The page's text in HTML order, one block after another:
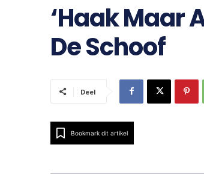
‘Haak Maar
De Schoof
Deel
Bookmark dit artikel